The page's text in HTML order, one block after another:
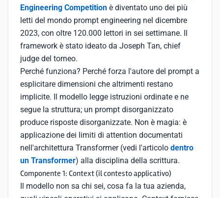
Engineering Competition è diventato uno dei più
letti del mondo prompt engineering nel dicembre
2023, con oltre 120.000 lettori in sei settimane. Il
framework è stato ideato da Joseph Tan, chief
judge del torneo.
Perché funziona? Perché forza l'autore del prompt a
esplicitare dimensioni che altrimenti restano
implicite. Il modello legge istruzioni ordinate e ne
segue la struttura; un prompt disorganizzato
produce risposte disorganizzate. Non è magia: è
applicazione dei limiti di attention documentati
nell'architettura Transformer (vedi l'articolo dentro
un Transformer) alla disciplina della scrittura.
Componente 1: Context (il contesto applicativo)
Il modello non sa chi sei, cosa fa la tua azienda,